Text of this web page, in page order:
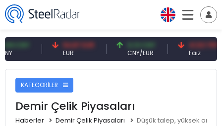
54,87 EUR 0,13 CNY
CNY/EUR
41,53 TRY
KATEGORİLER
Demir Çelik Piyasaları
Haberler Demir Çelik Piyasaları Düşük talep, yüksek arz: